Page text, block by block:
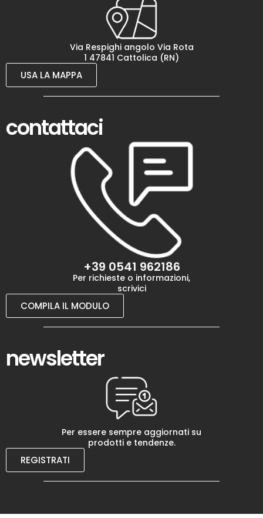
Via Respighi angolo Via Rota
1 47841 Cattolica (RN)
USA LA MAPPA
contattaci
+39 0541 962186
Per richieste o informazioni,
scrivici
COMPILA IL MODULO
newsletter
Per essere sempre aggiornati su
prodotti e tendenze.
REGISTRATI